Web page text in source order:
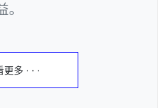
更多 · · ·